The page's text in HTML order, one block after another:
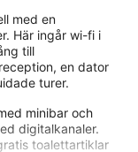
med en
Här ingår wi-fi i
till
en dator
turer.
minibar och
digitalkanaler.
toalettartiklar